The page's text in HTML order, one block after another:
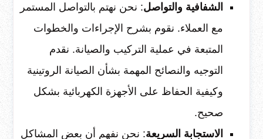
الشفافية والتواصل: نحن نهتم بالتواصل المستمر
مع العملاء. نقوم بشرح الإجراءات والخطوات
المتبعة في عملية التركيب والصيانة. نقدم
التوجيه والنصائح المهمة بشأن الصيانة الروتينية
وكيفية الحفاظ على الأجهزة الكهربائية بشكل
صحيح.
الاستجابة السريعة: نحن نفهم أن بعض المشاكل